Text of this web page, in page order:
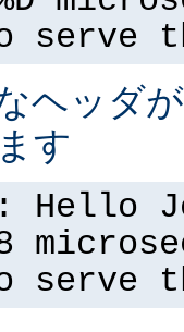
serve
ヘッダ
す
Hello
serve